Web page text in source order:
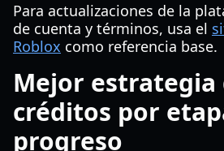
Para actualizaciones de la
de cuenta y términos, usa el
Roblox como referencia base.
Mejor estrategia
créditos por
progreso